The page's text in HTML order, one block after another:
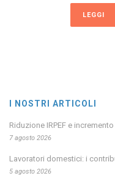
LEGGI
I NOSTRI ARTICOLI
Riduzione IRPEF e
7 agosto 2026
Lavoratori domestici: i
5 agosto 2026